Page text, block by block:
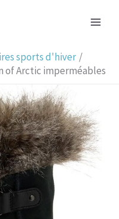
sports d'hiver
of Arctic imperméables